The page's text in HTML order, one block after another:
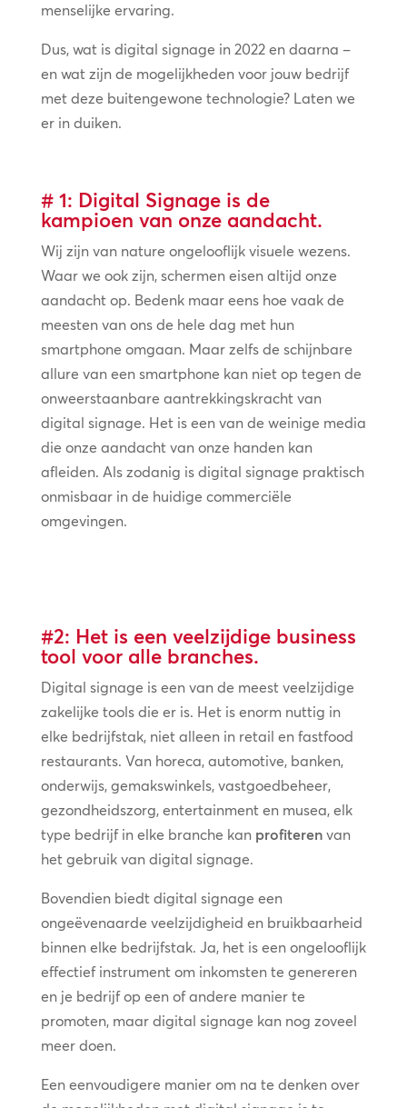
menselijke ervaring.
Dus, wat is digital signage in 2022 en daarna –
en wat zijn de mogelijkheden voor jouw bedrijf
met deze buitengewone technologie? Laten we
er in duiken.
# 1: Digital Signage is de
kampioen van onze aandacht.
Wij zijn van nature ongelooflijk visuele wezens.
Waar we ook zijn, schermen eisen altijd onze
aandacht op. Bedenk maar eens hoe vaak de
meesten van ons de hele dag met hun
smartphone omgaan. Maar zelfs de schijnbare
allure van een smartphone kan niet op tegen de
onweerstaanbare aantrekkingskracht van
digital signage. Het is een van de weinige media
die onze aandacht van onze handen kan
afleiden. Als zodanig is digital signage praktisch
onmisbaar in de huidige commerciële
omgevingen.
#2: Het is een veelzijdige business
tool voor alle branches.
Digital signage is een van de meest veelzijdige
zakelijke tools die er is. Het is enorm nuttig in
elke bedrijfstak, niet alleen in retail en fastfood
restaurants. Van horeca, automotive, banken,
onderwijs, gemakswinkels, vastgoedbeheer,
gezondheidszorg, entertainment en musea, elk
type bedrijf in elke branche kan profiterenvan
het gebruik van digital signage.
Bovendien biedt digital signage een
ongeëvenaarde veelzijdigheid en bruikbaarheid
binnen elke bedrijfstak. Ja, het is een ongelooflijk
effectief instrument om inkomsten te genereren
en je bedrijf op een of andere manier te
promoten, maar digital signage kan nog zoveel
meer doen.
Een eenvoudigere manier om na te denken over